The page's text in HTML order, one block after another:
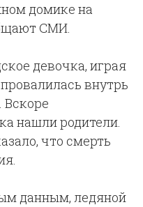
домике на
СМИ.
девочка, играя
внутрь
Вскоре
нашли родители.
что смерть
данным, ледяной